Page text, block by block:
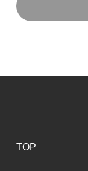
TOP